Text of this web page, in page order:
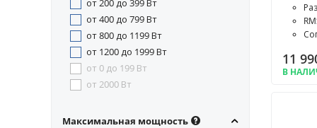
от 200 до 399 Вт
от 400 до 799 Вт
от 800 до 1199 Вт
от 1200 до 1999 Вт
от 0 до 199 Вт
от 2000 Вт
Максимальная мощность
11
В